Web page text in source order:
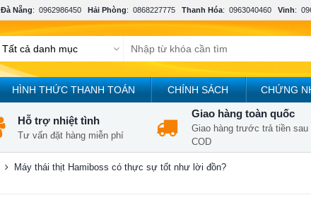
Đà Nẵng: 0962986450 Hải Phòng: 0868227775 Thanh Hóa: 0963040460 Vinh:
HÌNH THỨC THANH TOÁN CHÍNH SÁCH CHỨNG
Hỗ trợ nhiệt tình
Tư vấn đặt hàng miễn phí
Giao hàng toàn quốc
Giao hàng trước trả tiền sau
COD
Máy thái thịt Hamiboss có thực sự tốt như lời đồn?